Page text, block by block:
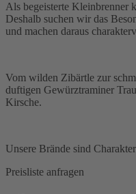
Als begeisterte Kleinbrenner
Deshalb suchen wir das
und machen daraus
Vom wilden Zibärtle zur
duftigen Gewürztraminer
Kirsche.
Unsere Brände sind
Preisliste anfragen